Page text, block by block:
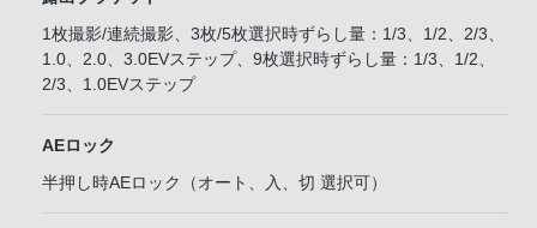
1枚撮影/連続撮影、3枚/5枚選択時ずらし量：1/3、1/2、2/3、
1.0、2.0、3.0EVステップ、9枚選択時ずらし量：1/3、1/2、
2/3、1.0EVステップ
AEロック
半押し時AEロック（オート、入、切 選択可）